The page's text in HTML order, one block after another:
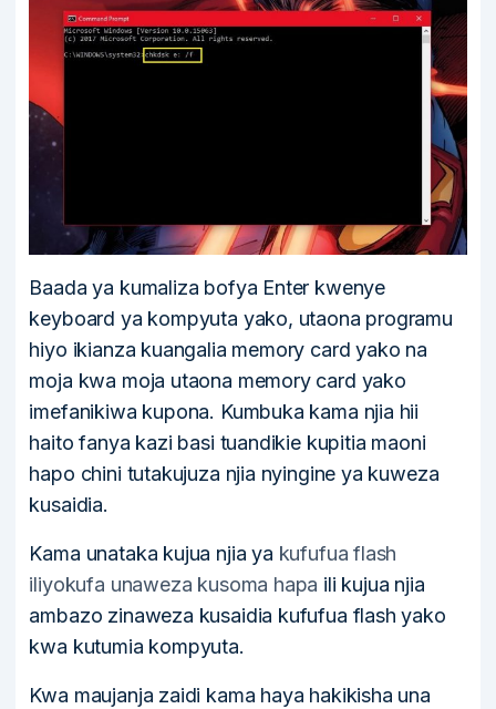
Baada ya kumaliza bofya Enter kwenye
keyboard ya kompyuta yako, utaona programu
hiyo ikianza kuangalia memory card yako na
moja kwa moja utaona memory card yako
imefanikiwa kupona. Kumbuka kama njia hii
haito fanya kazi basi tuandikie kupitia maoni
hapo chini tutakujuza njia nyingine ya kuweza
kusaidia.
Kama unataka kujua njia ya kufufua flash
iliyokufa unaweza kusoma hapa ili kujua njia
ambazo zinaweza kusaidia kufufua flash yako
kwa kutumia kompyuta.
Kwa maujanja zaidi kama haya hakikisha una